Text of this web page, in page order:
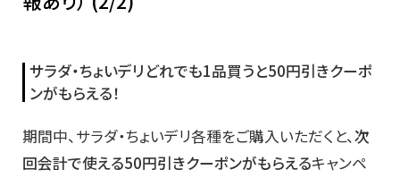
サラダ・ちょいデリどれでも1品買うと50円引きクーポ
ンがもらえる！
期間中、サラダ・ちょいデリ各種をご購入いただくと、次
回会計で使える50円引きクーポンがもらえるキャンペ